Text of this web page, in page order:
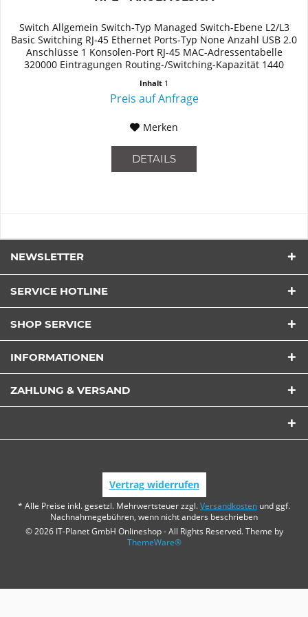
Switch Allgemein Switch-Typ Managed Switch-Ebene L2/L3
Basic Switching RJ-45 Ethernet Ports-Typ None Anzahl USB 2.0
Anschlüsse 1 Konsolen-Port RJ-45 MAC-Adressentabelle
320000 Eintragungen Routing-/Switching-Kapazität 1440
Inhalt 1
Preis auf Anfrage
Merken
DETAILS
NEWSLETTER
SERVICE HOTLINE
SHOP SERVICE
INFORMATIONEN
ZAHLUNG & VERSAND
Vertrag widerrufen
* Alle Preise inkl. gesetzl. Mehrwertsteuer zzgl.Versandkosten und ggf.
Nachnahmegebühren, wenn nicht anders beschrieben
© 2026 IT-Planet GmbH Onlineshop - All Rights Reserved. Theme by
ThemeWare®